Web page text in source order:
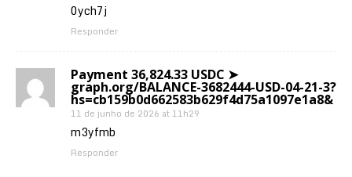
0ych7j
Responder
Payment 36,824.33 USDC ➤
graph.org/BALANCE-3682444-USD-04-21-3?
hs=cb159b0d662583b629f4d75a1097e1a8&
11 de junho de 2026 at 11h29
m3yfmb
Responder